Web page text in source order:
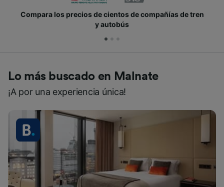
Compara los precios de cientos de compañías de tren
y autobús
Lo más buscado en Malnate
¡A por una experiencia única!